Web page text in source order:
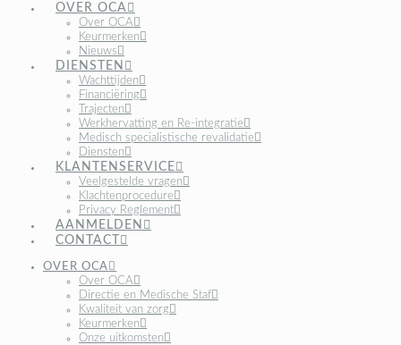
OVER OCA
Over OCA
Keurmerken
Nieuws
DIENSTEN
Wachttijden
Financiëring
Trajecten
Werkhervatting en Re-integratie
Medisch specialistische revalidatie
Diensten
KLANTENSERVICE
Veelgestelde vragen
Klachtenprocedure
Privacy Reglement
AANMELDEN
CONTACT
OVER OCA
Over OCA
Directie en Medische Staf
Kwaliteit van zorg
Keurmerken
Onze uitkomsten